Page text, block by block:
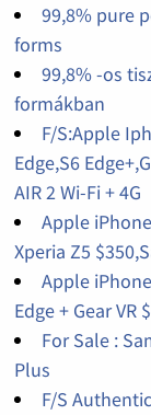
99,8% pure
forms
99,8% -os
formákban
F/S:Apple
Edge,S6
AIR 2 Wi-Fi + 4G
Apple
Xperia Z5
Apple
Edge + Gear VR
For Sale :
Plus
F/S